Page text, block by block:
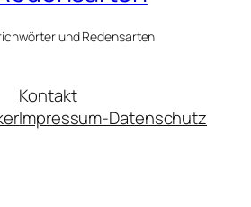
und Redensarten
Kontakt
Impressum-Datenschutz